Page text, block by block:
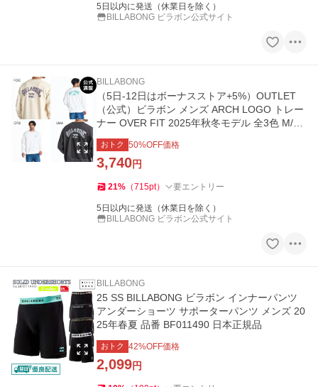
5日以内に発送（休業日を除く）
BILLABONG ビラボン公式サイト
BILLABONG
（5日-12日はボーナスストア+5%）OUTLET
（公式）ビラボン メンズ ARCH LOGO トレー
ナー OVER FIT 2025年秋冬モデル 全3色 M/L/
XL BILLABONG
おトク 50%OFF価格
3,740円
21% （715pt） 要エントリー
5日以内に発送（休業日を除く）
BILLABONG ビラボン公式サイト
BILLABONG
25 SS BILLABONG ビラボン インナーパンツ
アンダーショーツ サポーターパンツ メンズ 20
25年春夏 品番 BF011490 日本正規品
おトク 42%OFF価格
2,099円